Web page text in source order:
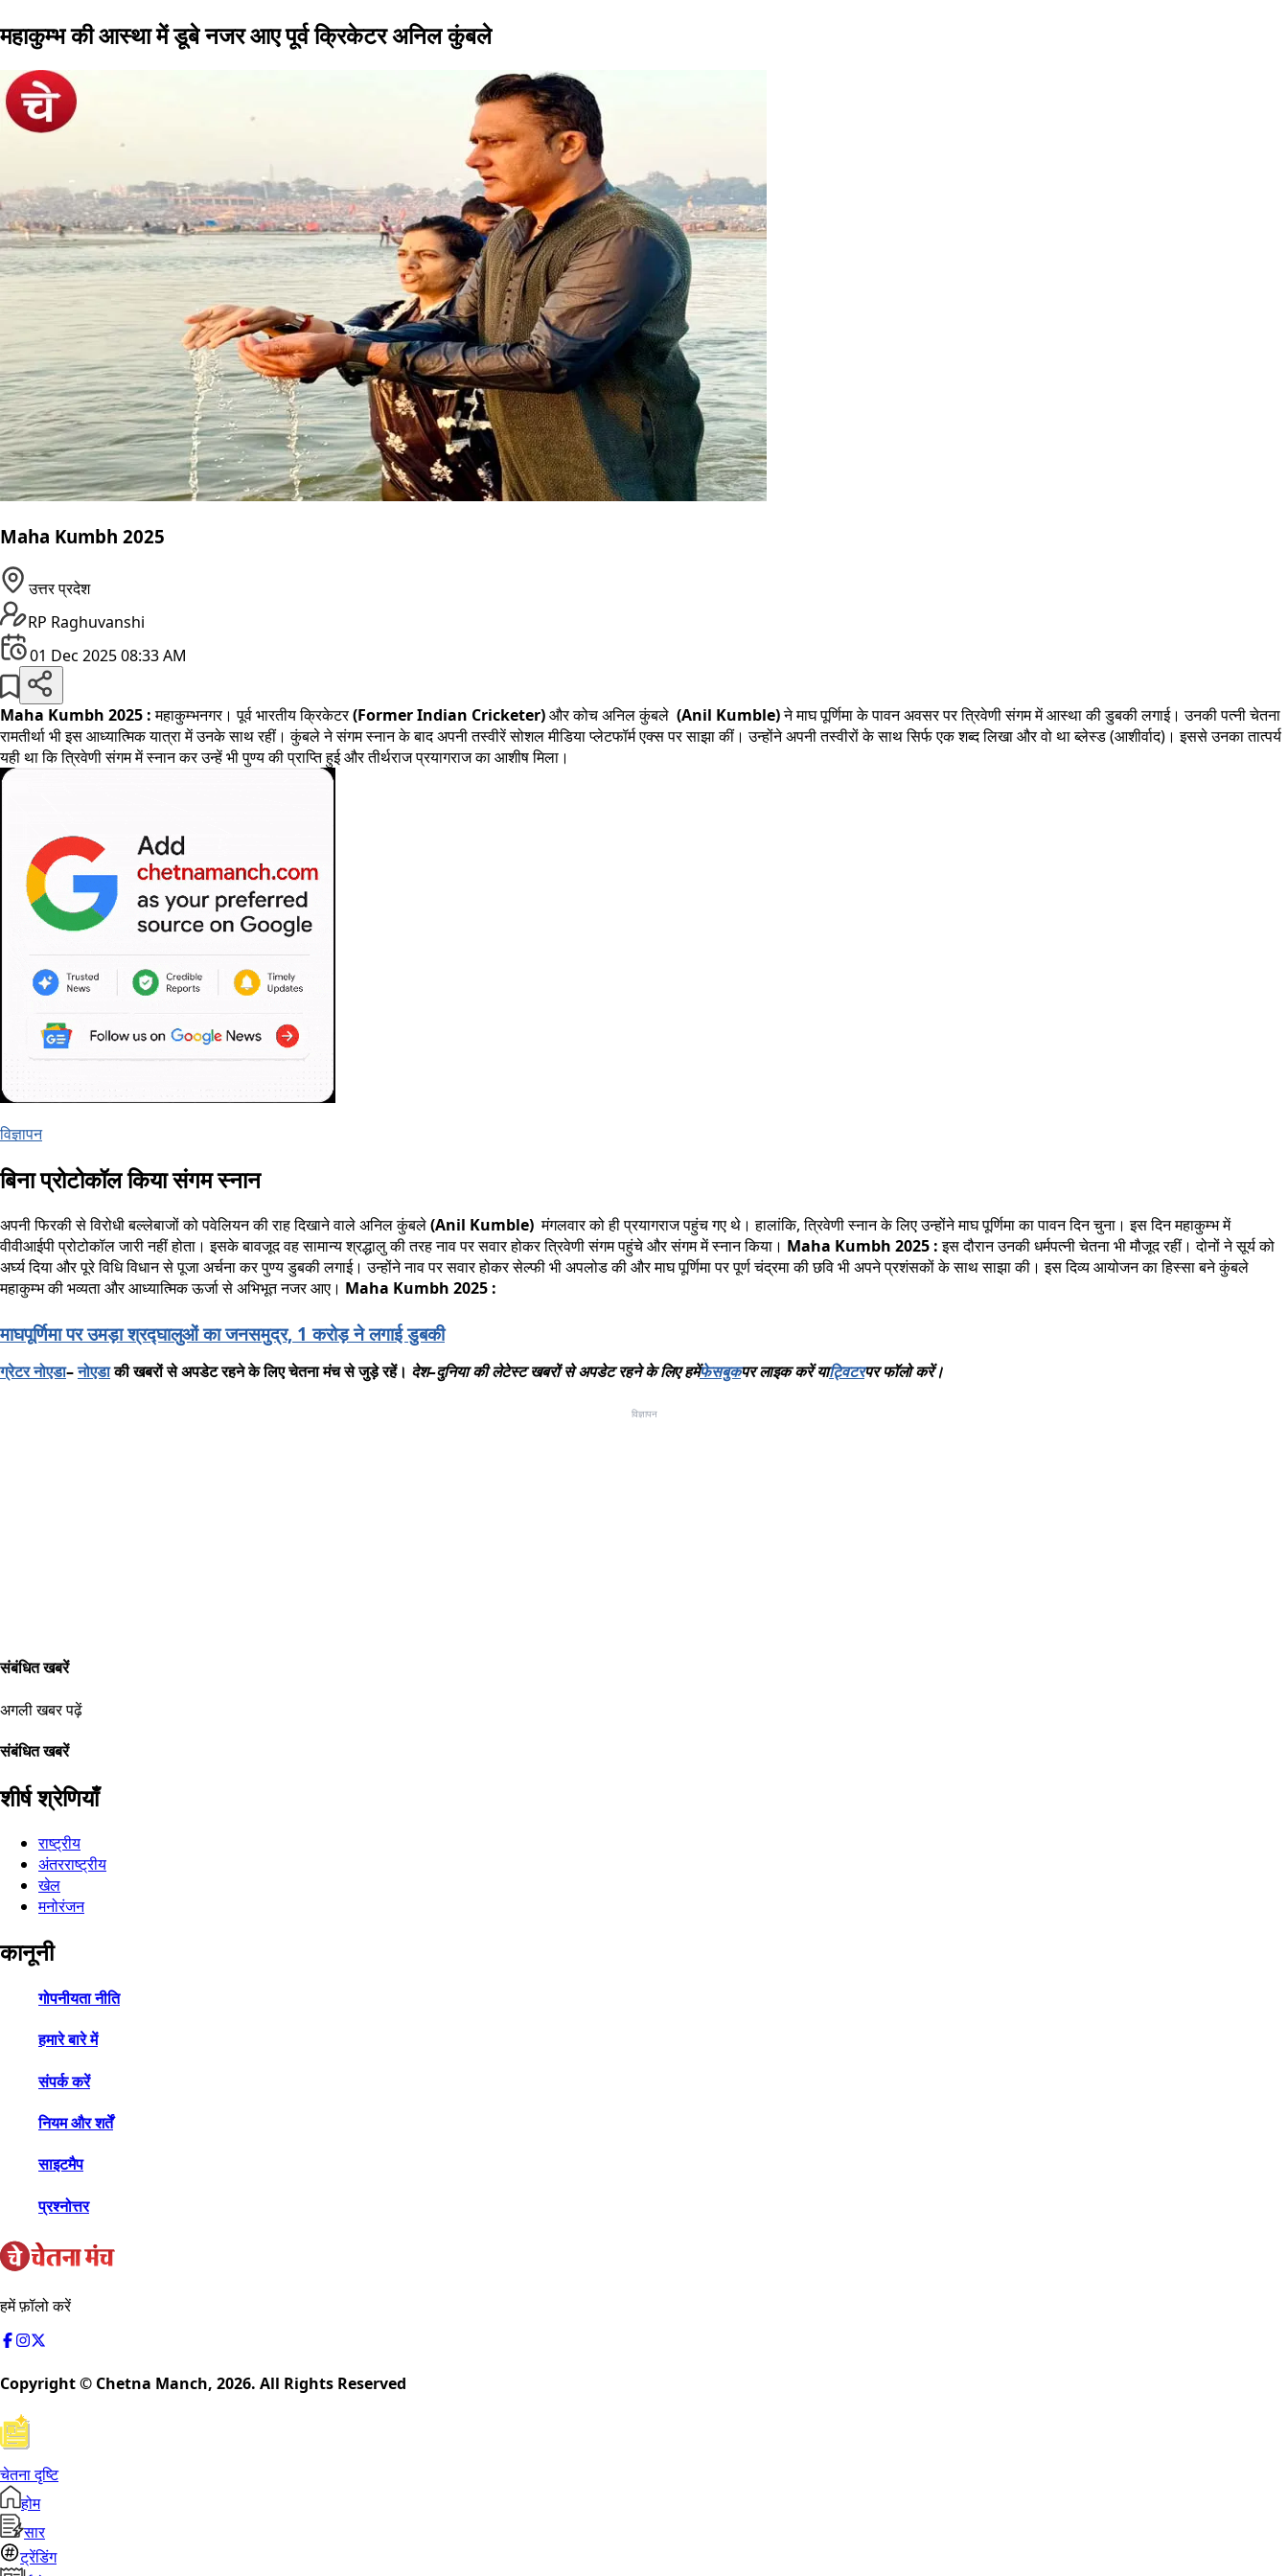
महाकुम्भ की आस्था में डूबे नजर आए पूर्व क्रिकेटर अनिल कुंबले
Maha Kumbh 2025
उत्तर प्रदेश
RP Raghuvanshi
01 Dec 2025 08:33 AM
Maha Kumbh 2025 :महाकुम्भनगर। पूर्व भारतीय क्रिकेटर(Former Indian Cricketer)और कोच अनिल कुंबले (Anil Kumble)ने माघ पूर्णिमा के पावन अवसर पर त्रिवेणी संगम में आस्था की डुबकी लगाई। उनकी पत्नी चेतना
रामतीर्था भी इस आध्यात्मिक यात्रा में उनके साथ रहीं। कुंबले ने संगम स्नान के बाद अपनी तस्वीरें सोशल मीडिया प्लेटफॉर्म एक्स पर साझा कीं। उन्होंने अपनी तस्वीरों के साथ सिर्फ एक शब्द लिखा और वो था ब्लेस्ड (आशीर्वाद)। इससे उनका तात्पर्य
यही था कि त्रिवेणी संगम में स्नान कर उन्हें भी पुण्य की प्राप्ति हुई और तीर्थराज प्रयागराज का आशीष मिला।
विज्ञापन
बिना प्रोटोकॉल किया संगम स्नान
अपनी फिरकी से विरोधी बल्लेबाजों को पवेलियन की राह दिखाने वाले अनिल कुंबले(Anil Kumble)मंगलवार को ही प्रयागराज पहुंच गए थे। हालांकि, त्रिवेणी स्नान के लिए उन्होंने माघ पूर्णिमा का पावन दिन चुना। इस दिन महाकुम्भ में
वीवीआईपी प्रोटोकॉल जारी नहीं होता। इसके बावजूद वह सामान्य श्रद्धालु की तरह नाव पर सवार होकर त्रिवेणी संगम पहुंचे और संगम में स्नान किया। Maha Kumbh 2025 :इस दौरान उनकी धर्मपत्नी चेतना भी मौजूद रहीं। दोनों ने सूर्य को
अर्घ्य दिया और पूरे विधि विधान से पूजा अर्चना कर पुण्य डुबकी लगाई। उन्होंने नाव पर सवार होकर सेल्फी भी अपलोड की और माघ पूर्णिमा पर पूर्ण चंद्रमा की छवि भी अपने प्रशंसकों के साथ साझा की। इस दिव्य आयोजन का हिस्सा बने कुंबले
महाकुम्भ की भव्यता और आध्यात्मिक ऊर्जा से अभिभूत नजर आए। Maha Kumbh 2025 :
माघपूर्णिमा पर उमड़ा श्रद्घालुओं का जनसमुद्र, 1 करोड़ ने लगाई डुबकी
ग्रेटरनोएडा–नोएडाकीखबरोंसेअपडेटरहनेकेलिएचेतनामंचसेजुड़ेरहें। देश–दुनिया की लेटेस्ट खबरों से अपडेट रहने के लिए हमेंफेसबुकपर लाइक करें याट्विटरपर फॉलो करें।
विज्ञापन
संबंधित खबरें
अगली खबर पढ़ें
संबंधित खबरें
शीर्ष श्रेणियाँ
राष्ट्रीय
अंतरराष्ट्रीय
खेल
मनोरंजन
कानूनी
गोपनीयता नीति
हमारे बारे में
संपर्क करें
नियम और शर्तें
साइटमैप
प्रश्नोत्तर
हमें फ़ॉलो करें
Copyright © Chetna Manch, 2026. All Rights Reserved
चेतना दृष्टि
होम
सार
ट्रेंडिंग